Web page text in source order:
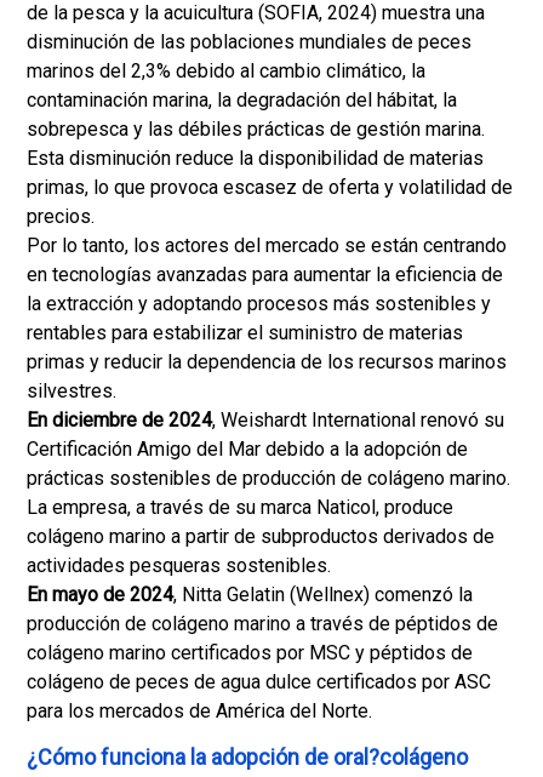
de la pesca y la acuicultura (SOFIA, 2024) muestra una
disminución de las poblaciones mundiales de peces
marinos del 2,3% debido al cambio climático, la
contaminación marina, la degradación del hábitat, la
sobrepesca y las débiles prácticas de gestión marina.
Esta disminución reduce la disponibilidad de materias
primas, lo que provoca escasez de oferta y volatilidad de
precios.
Por lo tanto, los actores del mercado se están centrando
en tecnologías avanzadas para aumentar la eficiencia de
la extracción y adoptando procesos más sostenibles y
rentables para estabilizar el suministro de materias
primas y reducir la dependencia de los recursos marinos
silvestres.
En diciembre de 2024, Weishardt International renovó su
Certificación Amigo del Mar debido a la adopción de
prácticas sostenibles de producción de colágeno marino.
La empresa, a través de su marca Naticol, produce
colágeno marino a partir de subproductos derivados de
actividades pesqueras sostenibles.
En mayo de 2024, Nitta Gelatin (Wellnex) comenzó la
producción de colágeno marino a través de péptidos de
colágeno marino certificados por MSC y péptidos de
colágeno de peces de agua dulce certificados por ASC
para los mercados de América del Norte.
¿Cómo funciona la adopción de oral?colágeno